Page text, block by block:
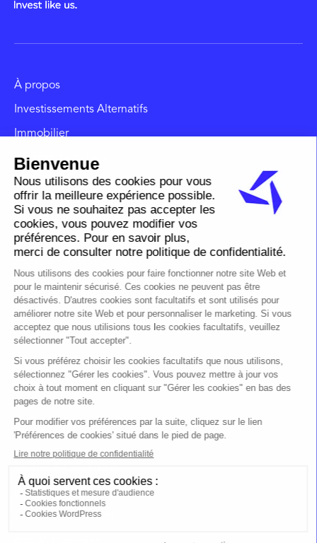
À propos
Investissements Alternatifs
Immobilier
Gestion de fortune
Actualités & perspectives
Carrières
EN FR
Politique de confidentialité
Gestion des cookies